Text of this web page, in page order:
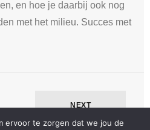
en hoe je daarbij ook nog
met het milieu. Succes met
NEXT
ervoor te zorgen dat we jou de